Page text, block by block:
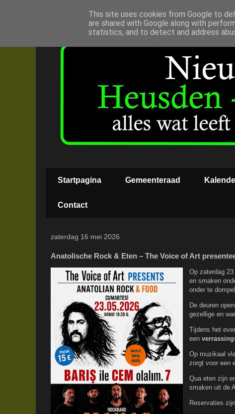
Startpagina Gemeenteraad
Contact
zaterdag 16 mei 2026
Anatolische Rock & Eten – The Voice of Art
Op zaterdag
en smaken
onder te
De deuren
gezellige en
Tijdens het
een
Op muzikaal
zorgt voor een
Qua eten zijn er
smaken uit de
Reservaties
This site uses cookies from Google to
are shared with Google along with
statistics, and to detect and address